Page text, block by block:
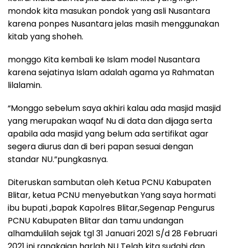
mondok kita masukan pondok yang asli Nusantara
karena ponpes Nusantara jelas masih menggunakan
kitab yang shoheh.
monggo Kita kembali ke Islam model Nusantara
karena sejatinya Islam adalah agama ya Rahmatan
lilalamin.
“Monggo sebelum saya akhiri kalau ada masjid masjid
yang merupakan waqaf Nu di data dan dijaga serta
apabila ada masjid yang belum ada sertifikat agar
segera diurus dan di beri papan sesuai dengan
standar NU.”pungkasnya.
Diteruskan sambutan oleh Ketua PCNU Kabupaten
Blitar, ketua PCNU menyebutkan Yang saya hormati
ibu bupati ,bapak Kapolres Blitar,Segenap Pengurus
PCNU Kabupaten Blitar dan tamu undangan
alhamdulilah sejak tgl 31 Januari 2021 S/d 28 Februari